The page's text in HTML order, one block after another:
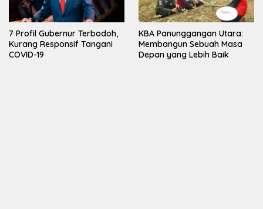
7 Profil Gubernur Terbodoh,
Kurang Responsif Tangani
COVID-19
KBA Panunggangan Utara:
Membangun Sebuah Masa
Depan yang Lebih Baik